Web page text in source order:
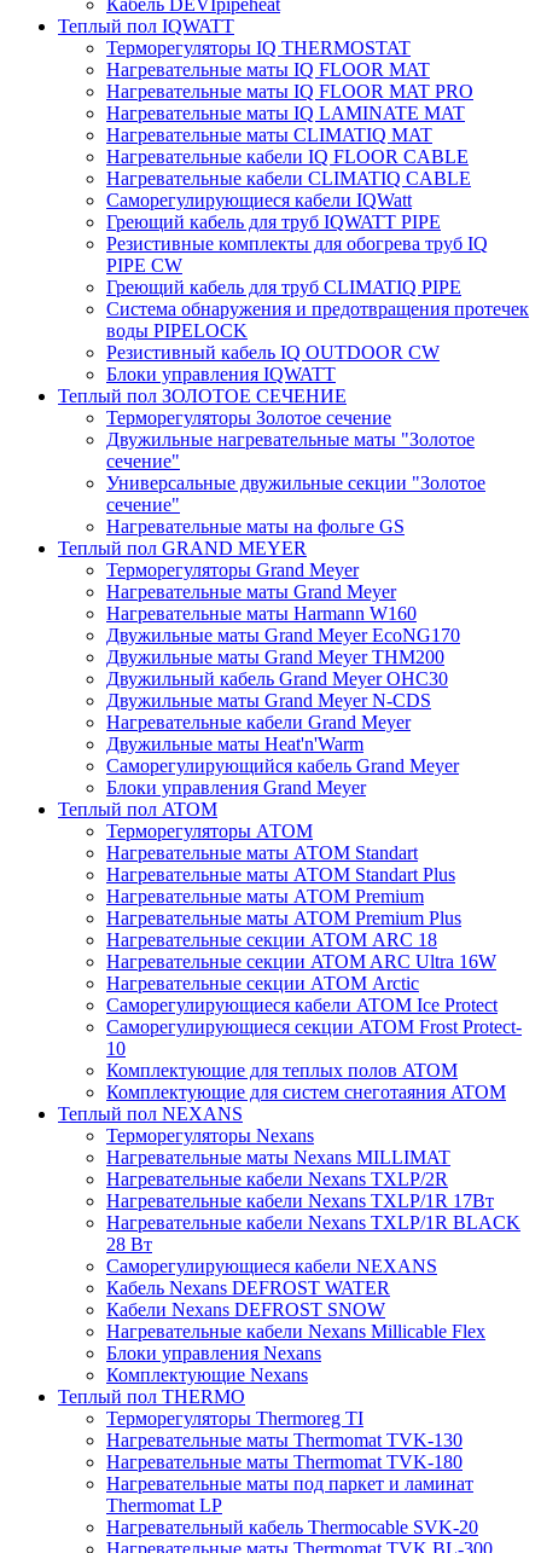
Кабель DEVIpipeheat
Теплый пол IQWATT
Терморегуляторы IQ THERMOSTAT
Нагревательные маты IQ FLOOR MAT
Нагревательные маты IQ FLOOR MAT PRO
Нагревательные маты IQ LAMINATE MAT
Нагревательные маты CLIMATIQ MAT
Нагревательные кабели IQ FLOOR CABLE
Нагревательные кабели CLIMATIQ CABLE
Саморегулирующиеся кабели IQWatt
Греющий кабель для труб IQWATT PIPE
Резистивные комплекты для обогрева труб IQ
PIPE CW
Греющий кабель для труб CLIMATIQ PIPE
Система обнаружения и предотвращения протечек
воды PIPELOCK
Резистивный кабель IQ OUTDOOR CW
Блоки управления IQWATT
Теплый пол ЗОЛОТОЕ СЕЧЕНИЕ
Терморегуляторы Золотое сечение
Двужильные нагревательные маты "Золотое
сечение"
Универсальные двужильные секции "Золотое
сечение"
Нагревательные маты на фольге GS
Теплый пол GRAND MEYER
Терморегуляторы Grand Meyer
Нагревательные маты Grand Meyer
Нагревательные маты Harmann W160
Двужильные маты Grand Meyer EcoNG170
Двужильные маты Grand Meyer THM200
Двужильный кабель Grand Meyer OHC30
Двужильные маты Grand Meyer N-CDS
Нагревательные кабели Grand Meyer
Двужильные маты Heat'n'Warm
Саморегулирующийся кабель Grand Meyer
Блоки управления Grand Meyer
Теплый пол ATOM
Терморегуляторы АТОМ
Нагревательные маты АТОМ Standart
Нагревательные маты АТОМ Standart Plus
Нагревательные маты АТОМ Premium
Нагревательные маты АТОМ Premium Plus
Нагревательные секции АТОМ ARC 18
Нагревательные секции ATOM ARC Ultra 16W
Нагревательные секции АТОМ Arctic
Саморегулирующиеся кабели ATOM Ice Protect
Саморегулирующиеся секции ATOM Frost Protect-
10
Комплектующие для теплых полов ATOM
Комплектующие для систем снеготаяния ATOM
Теплый пол NEXANS
Терморегуляторы Nexans
Нагревательные маты Nexans MILLIMAT
Нагревательные кабели Nexans TXLP/2R
Нагревательные кабели Nexans TXLP/1R 17Вт
Нагревательные кабели Nexans TXLP/1R BLACK
28 Вт
Саморегулирующиеся кабели NEXANS
Кабель Nexans DEFROST WATER
Кабели Nexans DEFROST SNOW
Нагревательные кабели Nexans Millicable Flex
Блоки управления Nexans
Комплектующие Nexans
Теплый пол THERMO
Терморегуляторы Thermoreg TI
Нагревательные маты Thermomat TVK-130
Нагревательные маты Thermomat TVK-180
Нагревательные маты под паркет и ламинат
Thermomat LP
Нагревательный кабель Thermocable SVK-20
Нагревательные маты Thermomat TVK BL-300